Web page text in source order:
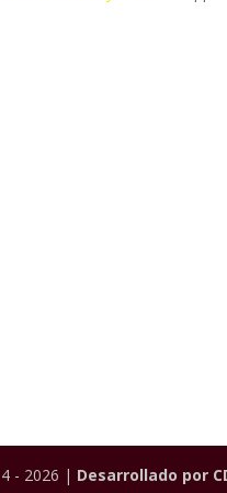
- 2026 | Desarrollado por